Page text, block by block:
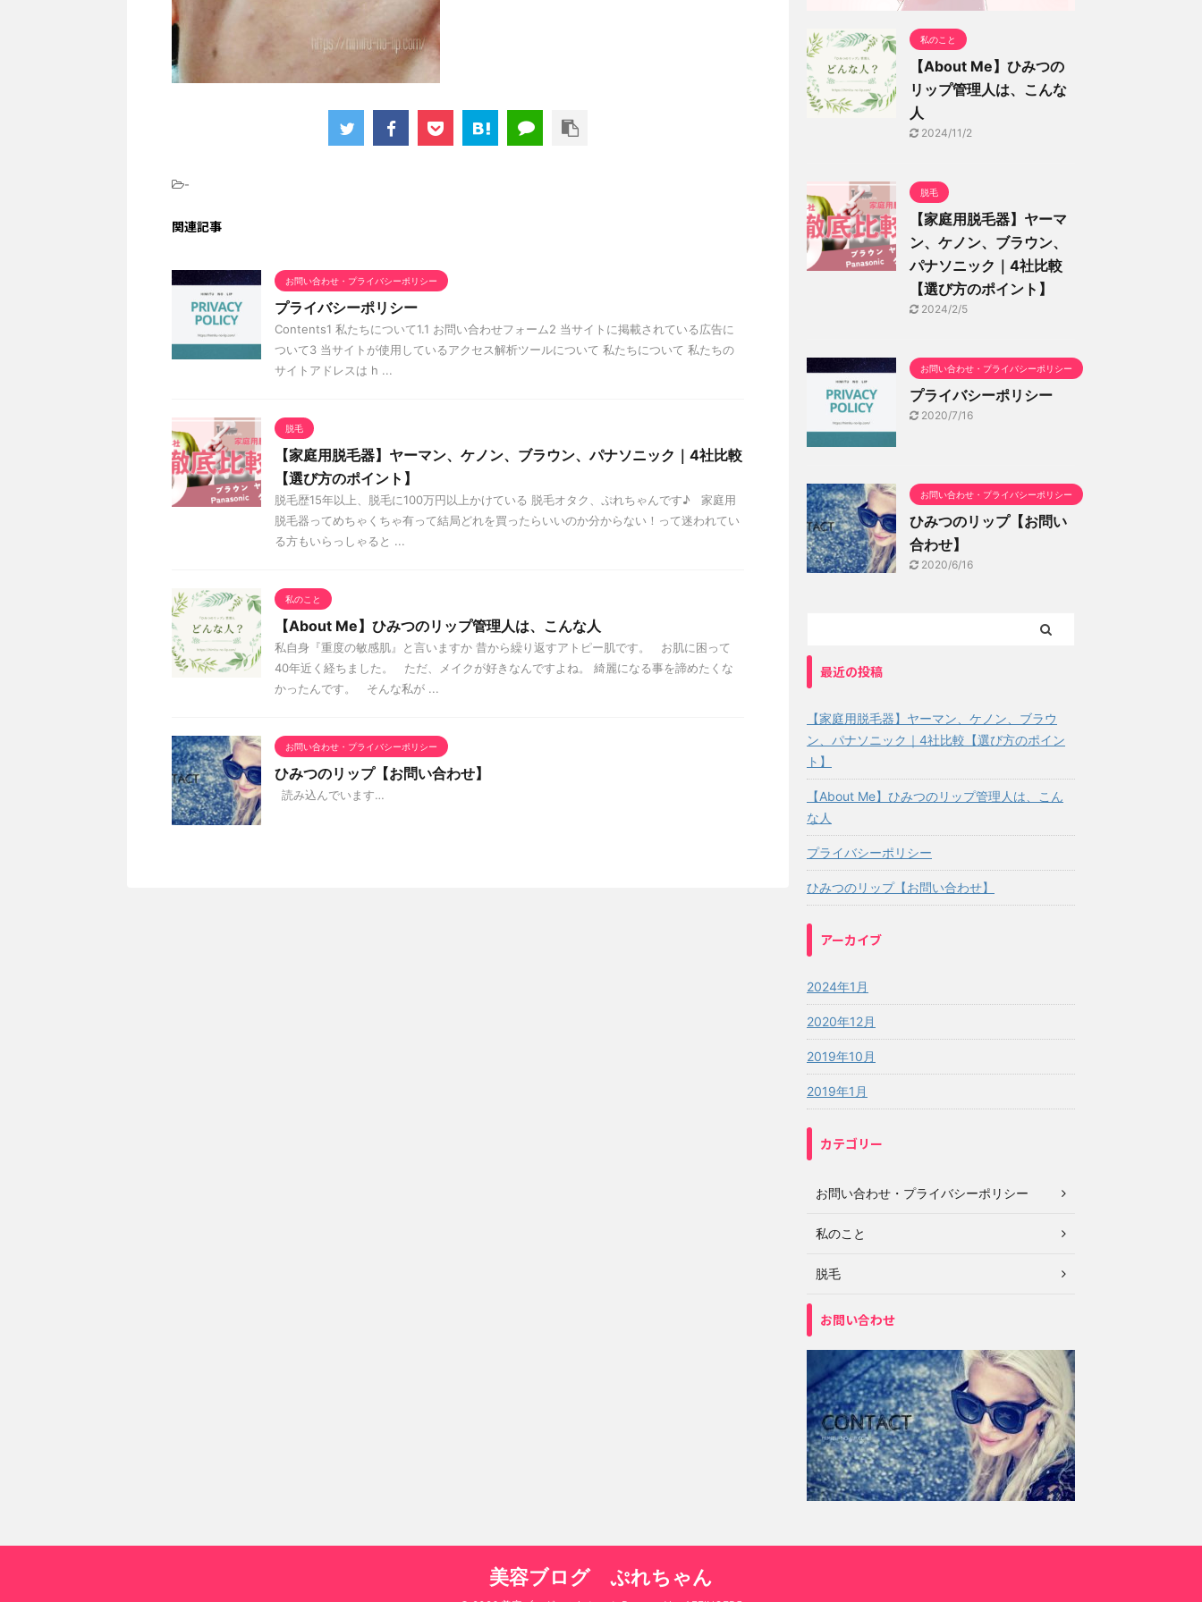
-
関連記事
お問い合わせ・プライバシーポリシー
プライバシーポリシー
Contents1 私たちについて1.1 お問い合わせフォーム2 当サイトに掲載されている広告に
ついて3 当サイトが使用しているアクセス解析ツールについて 私たちについて 私たちの
サイトアドレスは h ...
脱毛
【家庭用脱毛器】ヤーマン、ケノン、ブラウン、パナソニック｜4社比較
【選び方のポイント】
脱毛歴15年以上、脱毛に100万円以上かけている 脱毛オタク、ぷれちゃんです♪ 家庭用
脱毛器ってめちゃくちゃ有って結局どれを買ったらいいのか分からない！って迷われてい
る方もいらっしゃると ...
私のこと
【About Me】ひみつのリップ管理人は、こんな人
私自身『重度の敏感肌』と言いますか 昔から繰り返すアトピー肌です。 お肌に困って
40年近く経ちました。 ただ、メイクが好きなんですよね。 綺麗になる事を諦めたくな
かったんです。 そんな私が ...
お問い合わせ・プライバシーポリシー
ひみつのリップ【お問い合わせ】
読み込んでいます…
私のこと
【About Me】ひみつの
リップ管理人は、こんな
人
2024/11/2
脱毛
【家庭用脱毛器】ヤーマ
ン、ケノン、ブラウン、
パナソニック｜4社比較
【選び方のポイント】
2024/2/5
お問い合わせ・プライバシーポリシー
プライバシーポリシー
2020/7/16
お問い合わせ・プライバシーポリシー
ひみつのリップ【お問い
合わせ】
2020/6/16
最近の投稿
【家庭用脱毛器】ヤーマン、ケノン、ブラウ
ン、パナソニック｜4社比較【選び方のポイン
ト】
【About Me】ひみつのリップ管理人は、こん
な人
プライバシーポリシー
ひみつのリップ【お問い合わせ】
アーカイブ
2024年1月
2020年12月
2019年10月
2019年1月
カテゴリー
お問い合わせ・プライバシーポリシー
私のこと
脱毛
お問い合わせ
美容ブログ ぷれちゃん